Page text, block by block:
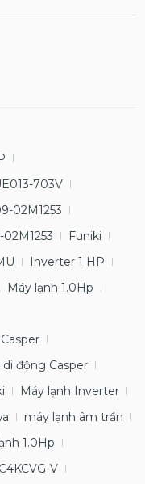
703V
02M1253
Funiki
Inverter 1 HP
Máy lạnh 1.0Hp
di động Casper
Máy lạnh Inverter
máy lạnh âm trần
1.0Hp
V